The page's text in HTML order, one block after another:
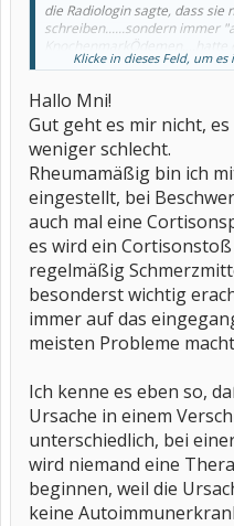
die Radiologin sagte, dass sie
schreiben......sondern immer
KnochenmarkÖdemen....hatte
bestehst, festmacht!
Klicke in dieses Feld, um
Hallo Mni!
Gut geht es mir nicht,
weniger schlecht.
Rheumamäßig bin ich
eingestellt, bei
auch mal eine
es wird ein
regelmäßig
besonderst wichtig
immer auf das
meisten Probleme
Ich kenne es eben so,
Ursache in einem
unterschiedlich, bei
wird niemand eine
beginnen, weil die
keine